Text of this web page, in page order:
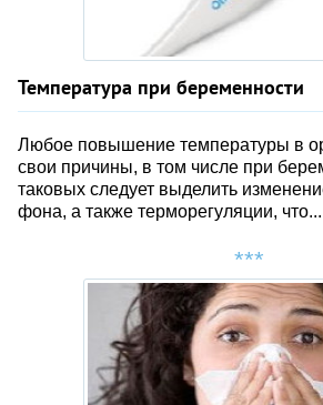
Температура при беременности
Любое повышение температуры в
свои причины, в том числе при
таковых следует выделить
фона, а также терморегуляции, что...